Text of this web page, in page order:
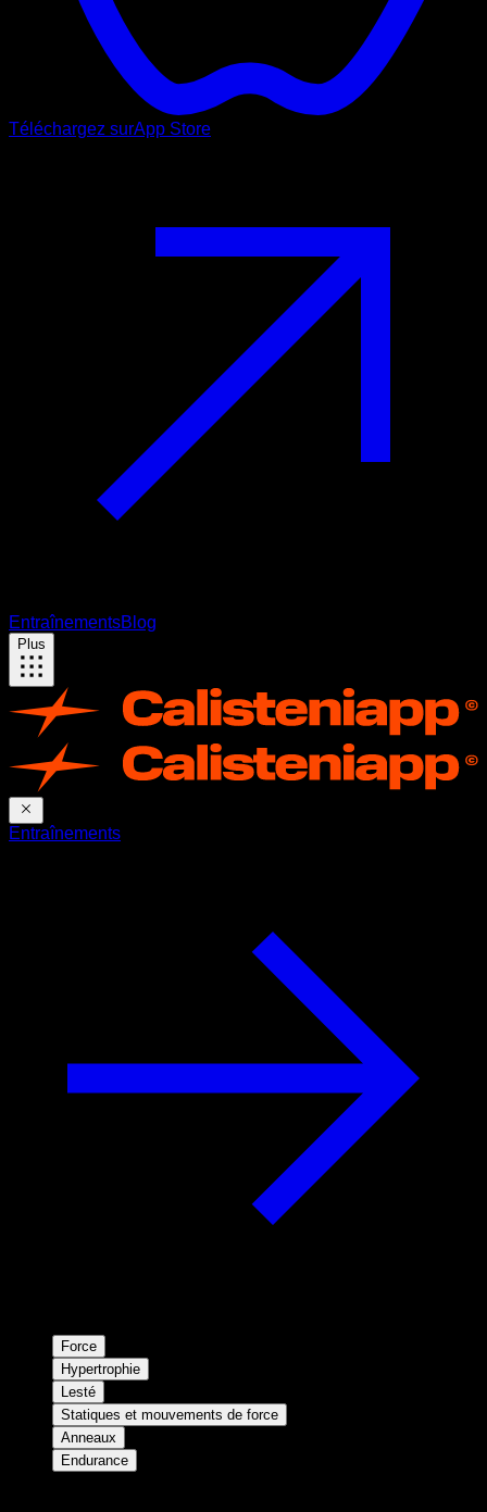
Téléchargez surApp Store
EntraînementsBlog
Plus
Entraînements
Force
Hypertrophie
Lesté
Statiques et mouvements de force
Anneaux
Endurance